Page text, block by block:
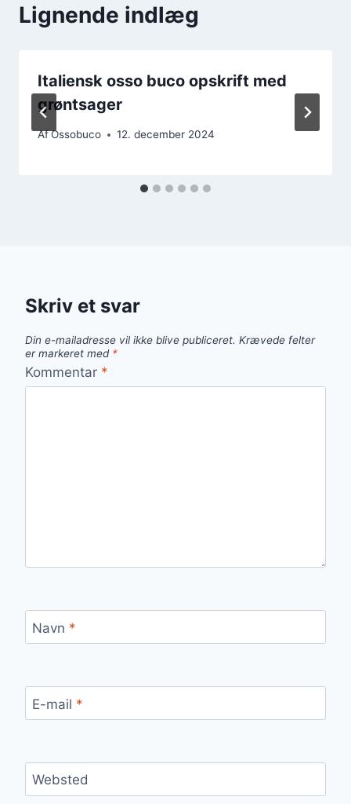
Lignende indlæg
Italiensk osso buco opskrift med
grøntsager
AfOssobuco 12. december 2024
Skriv et svar
Din e-mailadresse vil ikke blive publiceret. Krævede felter
er markeret med *
Kommentar *
Navn *
E-mail *
Websted